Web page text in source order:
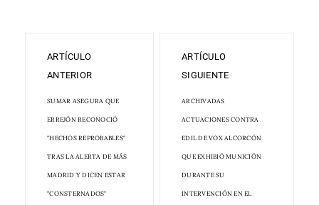
ARTÍCULO
ANTERIOR
SUMAR ASEGURA QUE
ERREJÓN RECONOCIÓ
"HECHOS REPROBABLES"
TRAS LA ALERTA DE MÁS
MADRID Y DICEN ESTAR
"CONSTERNADOS"
ARTÍCULO
SIGUIENTE
ARCHIVADAS
ACTUACIONES CONTRA
EDIL DE VOX ALCORCÓN
QUE EXHIBIÓ MUNICIÓN
DURANTE SU
INTERVENCIÓN EN EL